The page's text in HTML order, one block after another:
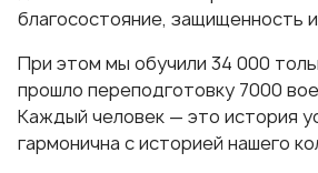
благосостояние, защищенность
При этом мы обучили 34 000
прошло переподготовку 7000
Каждый человек — это история
гармонична с историей нашего